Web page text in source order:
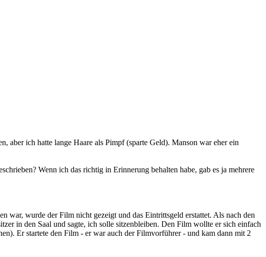
aber ich hatte lange Haare als Pimpf (sparte Geld). Manson war eher ein
Wenn ich das richtig in Erinnerung behalten habe, gab es ja mehrere
war, wurde der Film nicht gezeigt und das Eintrittsgeld erstattet. Als nach den
in den Saal und sagte, ich solle sitzenbleiben. Den Film wollte er sich einfach
Er startete den Film - er war auch der Filmvorführer - und kam dann mit 2